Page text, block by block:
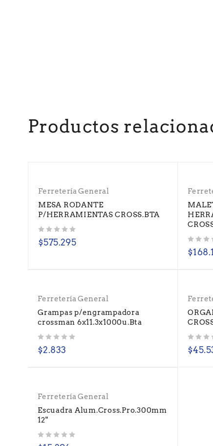
Productos
Ferretería General
MESA RODANTE
P/HERRAMIENTAS CROSS.BTA
$575.295
$
Ferretería General
Grampas p/engrampadora
crossman 6x11.3x1000u.Bta
$2.833 $
Ferretería General
Escuadra Alum.Cross.Pro.300mm
12"